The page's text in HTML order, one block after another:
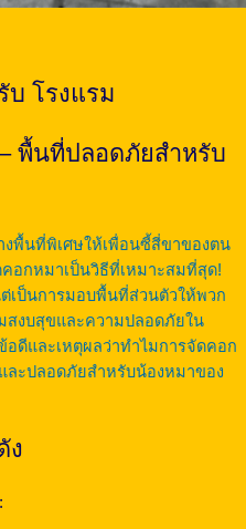
บ โรงแรม
พื้นที่ปลอดภัยสำหรับ
งพื้นที่พิเศษให้เพื่อนซี้สี่ขาของตน
อกหมาเป็นวิธีที่เหมาะสมที่สุด!
เป็นการมอบพื้นที่ส่วนตัวให้พวก
สงบสุขและความปลอดภัยใน
ดีและเหตุผลว่าทำไมการจัดคอก
ละปลอดภัยสำหรับน้องหมาของ
ง